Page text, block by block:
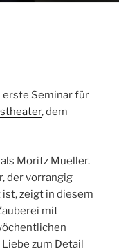
erste Seminar für
, dem
Moritz Mueller.
der vorrangig
zeigt in diesem
mit
zum Detail